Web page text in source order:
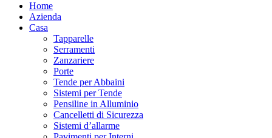
Home
Azienda
Casa
Tapparelle
Serramenti
Zanzariere
Porte
Tende per Abbaini
Sistemi per Tende
Pensiline in Alluminio
Cancelletti di Sicurezza
Sistemi d’allarme